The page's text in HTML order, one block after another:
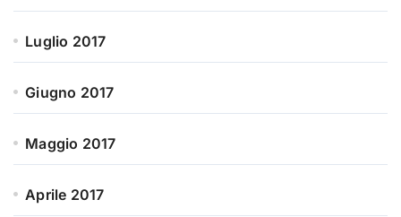
Luglio 2017
Giugno 2017
Maggio 2017
Aprile 2017